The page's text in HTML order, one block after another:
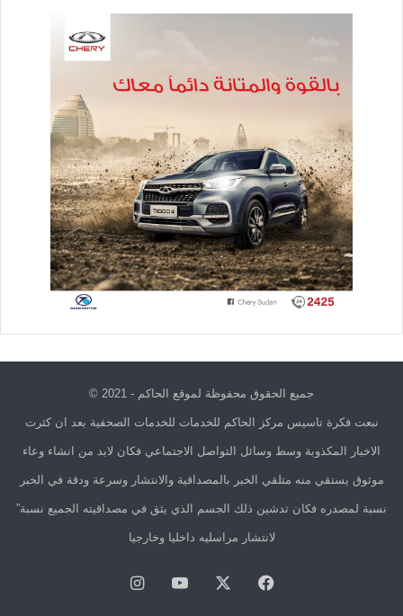
جميع الحقوق محفوظة لموقع الحاكم - 2021 ©
نبعت فكرة تاسيس مركز الحاكم للخدمات للخدمات الصحفية بعد ان كثرت
الاخبار المكذوبة وسط وسائل التواصل الاجتماعي فكان لابد من انشاء وعاء
موثوق يستقي منه متلقي الخبر بالمصداقية والانتشار وسرعة ودقة في الخبر
نسبة لمصدره فكان تدشين ذلك الجسم الذي يثق في مصداقيته الجميع نسبة”
لانتشار مراسليه داخليا وخارجيا
فيسبوك يوتيوبانستقرام